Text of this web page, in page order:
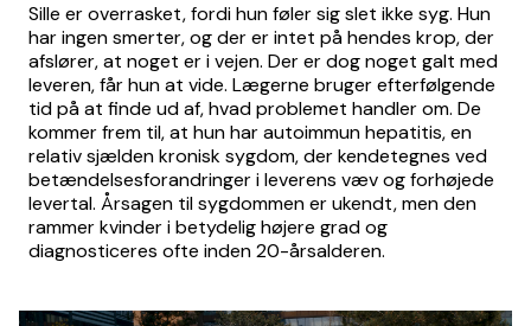
Sille er overrasket, fordi hun føler sig slet ikke syg. Hun
har ingen smerter, og der er intet på hendes krop, der
afslører, at noget er i vejen. Der er dog noget galt med
leveren, får hun at vide. Lægerne bruger efterfølgende
tid på at finde ud af, hvad problemet handler om. De
kommer frem til, at hun har autoimmun hepatitis, en
relativ sjælden kronisk sygdom, der kendetegnes ved
betændelsesforandringer i leverens væv og forhøjede
levertal. Årsagen til sygdommen er ukendt, men den
rammer kvinder i betydelig højere grad og
diagnosticeres ofte inden 20-årsalderen.